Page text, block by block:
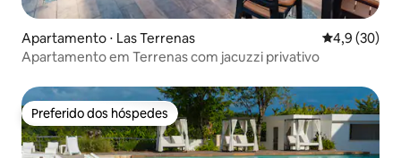
Apartamento ⋅ Las Terrenas 4,9 de uma
4,9 (30)
Apartamento em Terrenas com jacuzzi privativo
Preferido dos hóspedes
Preferido dos hóspedes